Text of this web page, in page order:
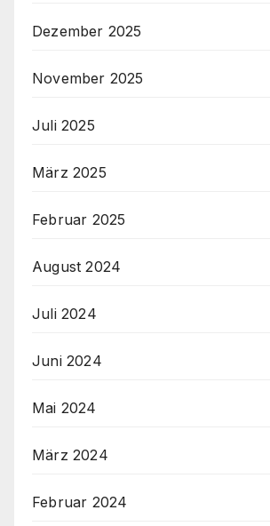
Dezember 2025
November 2025
Juli 2025
März 2025
Februar 2025
August 2024
Juli 2024
Juni 2024
Mai 2024
März 2024
Februar 2024